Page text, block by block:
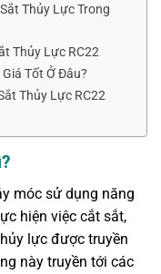
Thủy Lực Trong
Thủy Lực RC22
Tốt Ở Đâu?
Thủy Lực RC22
móc sử dụng năng
hiện việc cắt sắt,
lực được truyền
này truyền tới các